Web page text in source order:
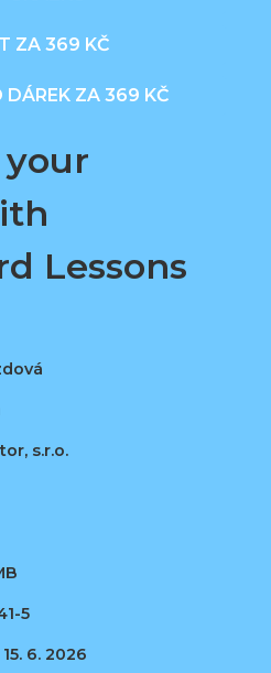
ZA 369 KČ
DÁREK ZA 369 KČ
Lessons
s.r.o.
5
15. 6. 2026